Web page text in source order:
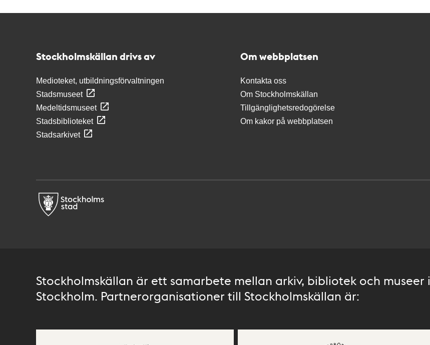
Stockholmskällan drivs av
Medioteket, utbildningsförvaltningen
Stadsmuseet
Medeltidsmuseet
Stadsbiblioteket
Stadsarkivet
Om webbplatsen
Kontakta oss
Om Stockholmskällan
Tillgänglighetsredogörelse
Om kakor på webbplatsen
Stockholmskällan är ett samarbete mellan arkiv, bibliotek och museer i
Stockholm. Partnerorganisationer till Stockholmskällan är: